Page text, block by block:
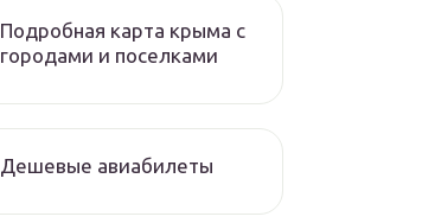
Подробная карта крыма с
городами и поселками
Дешевые авиабилеты